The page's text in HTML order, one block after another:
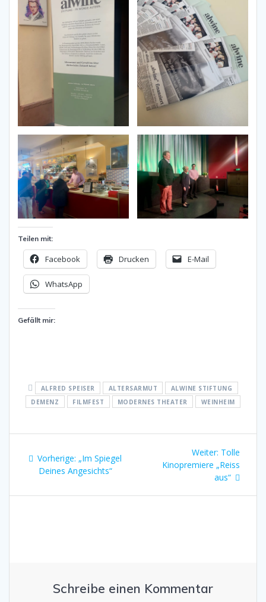
Teilen mit:
Facebook Drucken E-Mail
WhatsApp
Gefällt mir:
ALFRED SPEISER ALTERSARMUT
ALWINE STIFTUNG
DEMENZ
FILMFEST MODERNES THEATER WEINHEIM
Beitragsnavigation
Vorherige: Vorheriger
Beitrag:
„Im Spiegel
Deines Angesichts“
Weiter: Nächster
Beitrag:
Tolle
Kinopremiere „Reiss
aus“
Schreibe einen Kommentar